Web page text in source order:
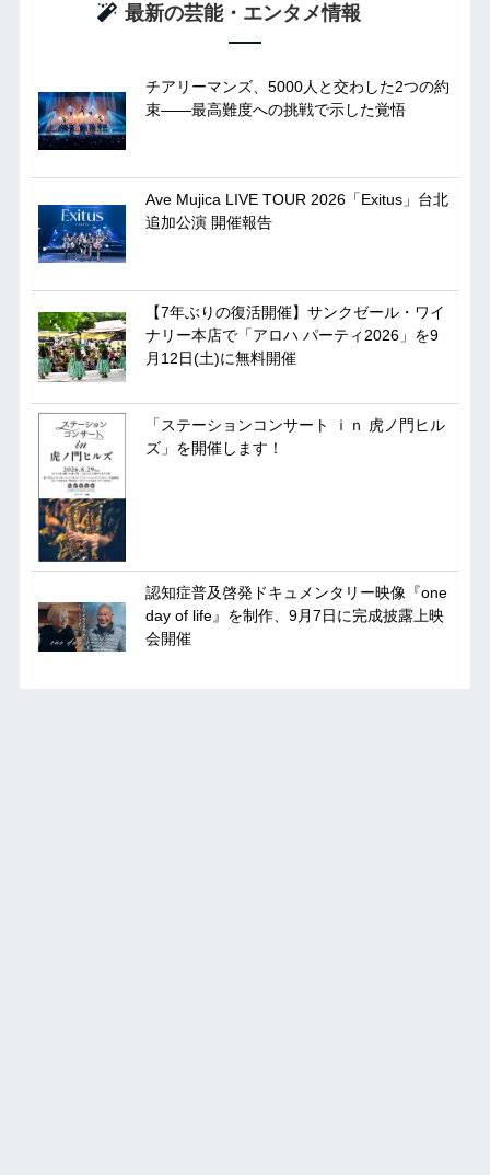
最新の芸能・エンタメ情報
チアリーマンズ、5000人と交わした2つの約
束――最高難度への挑戦で示した覚悟
Ave Mujica LIVE TOUR 2026「Exitus」台北
追加公演 開催報告
【7年ぶりの復活開催】サンクゼール・ワイ
ナリー本店で「アロハ パーティ2026」を9
月12日(土)に無料開催
「ステーションコンサート ｉｎ 虎ノ門ヒル
ズ」を開催します！
認知症普及啓発ドキュメンタリー映像『one
day of life』を制作、9月7日に完成披露上映
会開催